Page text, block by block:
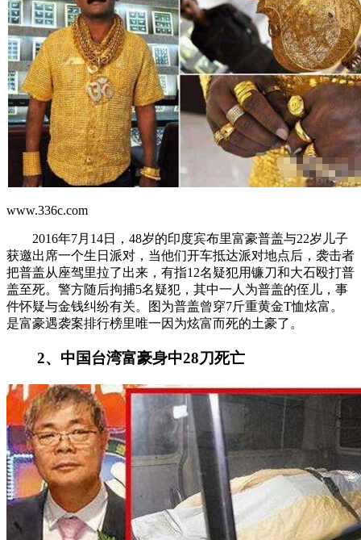
www.336c.com
2016年7月14日，48岁的印度宾布里富豪普盖与22岁儿子
获邀出席一个生日派对，当他们开车抵达派对地点后，袭击者
把普盖从座驾里拉了出来，有指12名疑犯用镰刀和大石殴打普
盖至死。警方随后拘捕5名疑犯，其中一人为普盖的侄儿，事
件怀疑与金钱纠纷有关。图为普盖曾穿7斤重黄金T恤炫富。
是富豪遇袭案排行榜里唯一因为炫富而死的土豪了。
2、中国台湾富豪身中28刀死亡